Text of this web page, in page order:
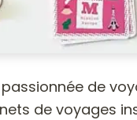
de
de voyages